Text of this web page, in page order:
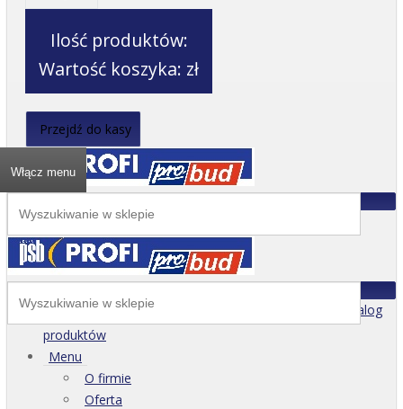
Ilość produktów:
Wartość koszyka: zł
Przejdź do kasy
Włącz menu
Katalog
produktów
Menu
O firmie
Oferta